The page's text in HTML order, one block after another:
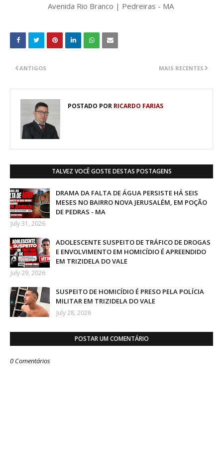
Avenida Rio Branco | Pedreiras - MA
MAIS RECENTES
ANTIGOS
POSTADO POR RICARDO FARIAS
TALVEZ VOCÊ GOSTE DESTAS POSTAGENS
DRAMA DA FALTA DE ÁGUA PERSISTE HÁ SEIS
MESES NO BAIRRO NOVA JERUSALÉM, EM POÇÃO
DE PEDRAS - MA
July 31, 2026
ADOLESCENTE SUSPEITO DE TRÁFICO DE DROGAS
E ENVOLVIMENTO EM HOMICÍDIO É APREENDIDO
EM TRIZIDELA DO VALE
July 29, 2026
SUSPEITO DE HOMICÍDIO É PRESO PELA POLÍCIA
MILITAR EM TRIZIDELA DO VALE
July 28, 2026
POSTAR UM COMENTÁRIO
0 Comentários